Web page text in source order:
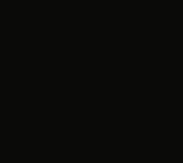
a new tab